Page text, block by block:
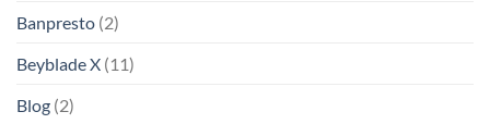
Banpresto (2)
Beyblade X (11)
Blog (2)